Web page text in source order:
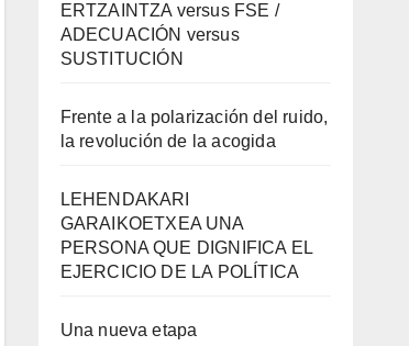
ERTZAINTZA versus FSE /
ADECUACIÓN versus
SUSTITUCIÓN
Frente a la polarización del ruido,
la revolución de la acogida
LEHENDAKARI
GARAIKOETXEA UNA
PERSONA QUE DIGNIFICA EL
EJERCICIO DE LA POLÍTICA
Una nueva etapa